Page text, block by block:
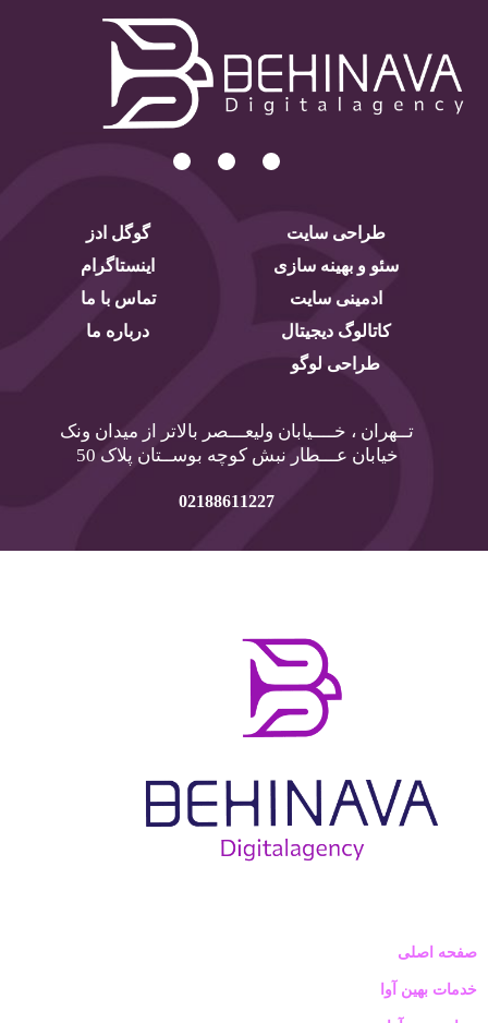
طراحی سایت
سئو و بهینه سازی
ادمینی سایت
کاتالوگ دیجیتال
طراحی لوگو
گوگل ادز
اینستاگرام
تماس با ما
درباره ما
تــهران ، خــــیابان ولیعـــصر بالاتر از میدان ونک
خیابان عـــطار نبش کوچه بوســتان پلاک 50
02188611227
صفحه اصلی
خدمات بهین آوا